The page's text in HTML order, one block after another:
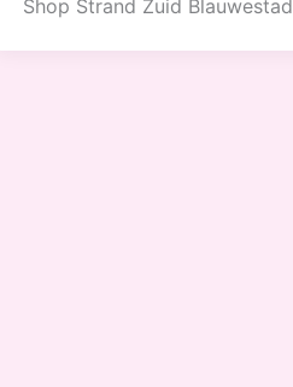
Shop Strand Zuid Blauwestad